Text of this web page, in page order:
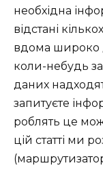
необхідна
відстані
вдома широко
коли-небудь
даних
запитуєте
роблять це
цій статті ми